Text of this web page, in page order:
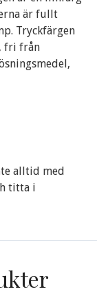
är fullt
Tryckfärgen
fri från
alltid med
titta i